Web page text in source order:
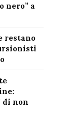
nero” a
restano
di non